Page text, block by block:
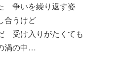
争いを繰り返す姿
合うけど
受け入りがたくても
渦の中…